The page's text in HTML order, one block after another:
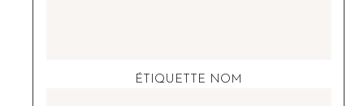
ÉTIQUETTE NOM